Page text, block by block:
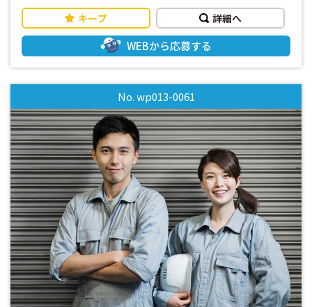
事を探しているスタッフ、就業をしているスタッフさんへ
希望条件や経験、適性など丁寧にヒアリングしていただきま
す。 ・スタッフさんへの求人紹介 ヒアリング内容に基づ
き、最適な求人情報を提供していただきます。 ・企業様との
マッチング、条件交渉、入社支援 マッチングする企業様を
紹介していただきます。選考プロセスのフォロー内定時の
条件交渉や、スタッフさんの入社後の定着支援も行っていた
だきます。 ・クライアント企業様へ定期訪問、新規開拓 定
期的な訪問で人材状況を確認していただきます。市場調査も
行っていただきます。 ※北上・花巻エリアを主に担当してい
ただきます。 しっかりとした研修、指導があるので未経験で
も安心です。 人と話すのが好きな方大歓迎です♪
キープ 詳細へ
WEBから応募する
No. wp013-0061